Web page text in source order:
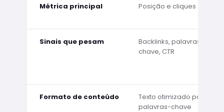
Métrica principal Posição e cliques
Sinais que pesam
Backlinks, palavras-
chave, CTR
Formato de conteúdo
Texto otimizado para
palavras-chave